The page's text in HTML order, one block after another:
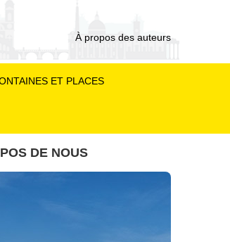
À propos des auteurs
ET PLACES
DE NOUS